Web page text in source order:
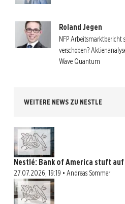
Roland Jegen
NFP Arbeitsmarktbericht
verschoben?
Wave Quantum
WEITERE NEWS ZU NESTLE
Nestlé: Bank of America stuft
27.07.2026, 19:19 • Andreas Sommer